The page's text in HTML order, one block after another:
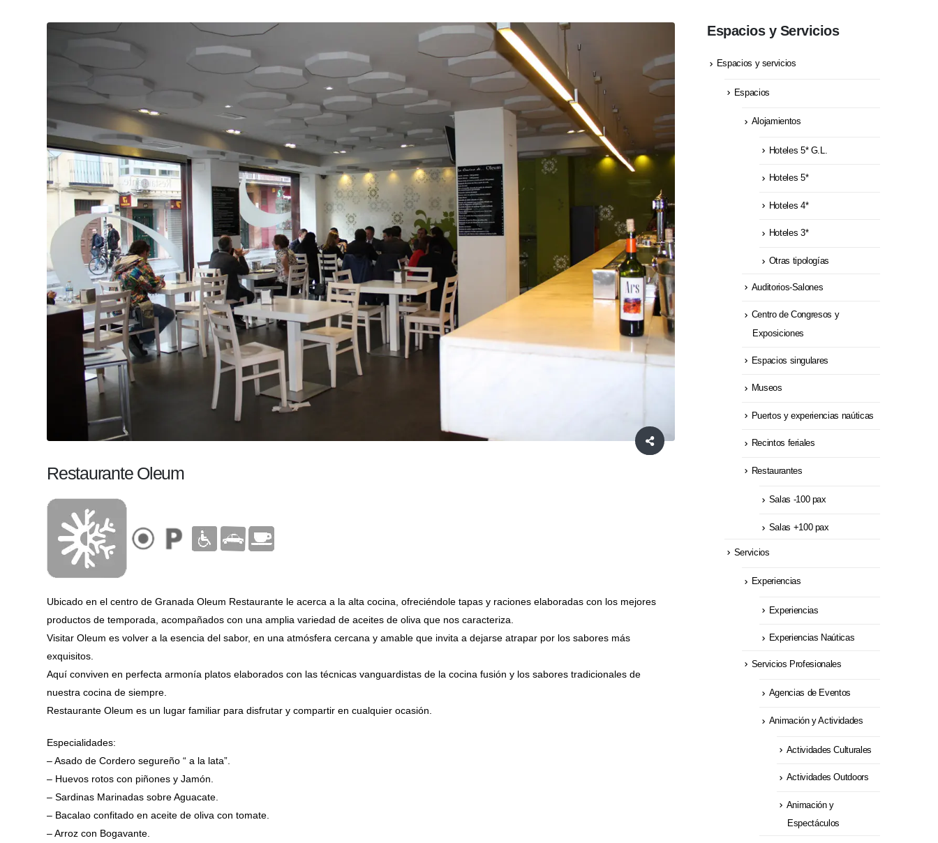
Restaurante Oleum
Ubicado en el centro de Granada Oleum Restaurante le acerca a la alta cocina, ofreciéndole tapas y raciones elaboradas con los mejores
productos de temporada, acompañados con una amplia variedad de aceites de oliva que nos caracteriza.
Visitar Oleum es volver a la esencia del sabor, en una atmósfera cercana y amable que invita a dejarse atrapar por los sabores más
exquisitos.
Aquí conviven en perfecta armonía platos elaborados con las técnicas vanguardistas de la cocina fusión y los sabores tradicionales de
nuestra cocina de siempre.
Restaurante Oleum es un lugar familiar para disfrutar y compartir en cualquier ocasión.
Especialidades:
– Asado de Cordero segureño “ a la lata”.
– Huevos rotos con piñones y Jamón.
– Sardinas Marinadas sobre Aguacate.
– Bacalao confitado en aceite de oliva con tomate.
– Arroz con Bogavante.
Espacios y Servicios
Espacios y servicios
Espacios
Alojamientos
Hoteles 5* G.L.
Hoteles 5*
Hoteles 4*
Hoteles 3*
Otras tipologías
Auditorios-Salones
Centro de Congresos y
Exposiciones
Espacios singulares
Museos
Puertos y experiencias naúticas
Recintos feriales
Restaurantes
Salas -100 pax
Salas +100 pax
Servicios
Experiencias
Experiencias
Experiencias Naúticas
Servicios Profesionales
Agencias de Eventos
Animación y Actividades
Actividades Culturales
Actividades Outdoors
Animación y
Espectáculos